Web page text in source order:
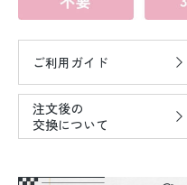
ご利用ガイド
注文後の
交換について